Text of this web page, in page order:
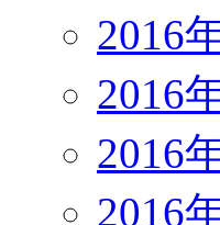
2016
2016
2016
2016